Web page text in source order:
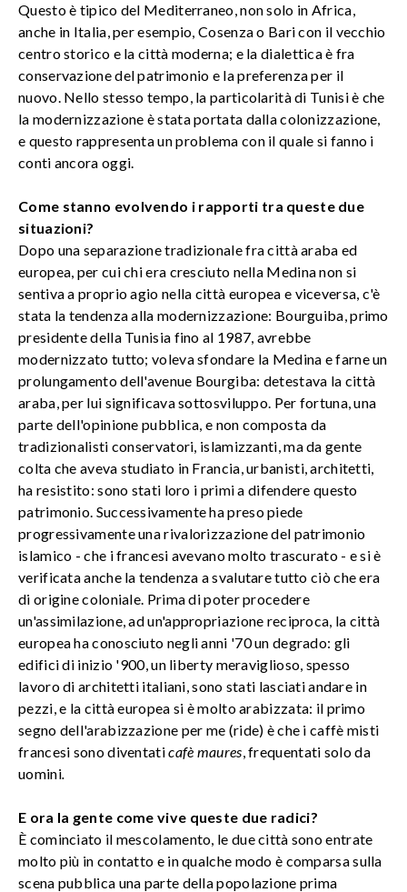
Questo è tipico del Mediterraneo, non solo in Africa,
anche in Italia, per esempio, Cosenza o Bari con il vecchio
centro storico e la città moderna; e la dialettica è fra
conservazione del patrimonio e la preferenza per il
nuovo. Nello stesso tempo, la particolarità di Tunisi è che
la modernizzazione è stata portata dalla colonizzazione,
e questo rappresenta un problema con il quale si fanno i
conti ancora oggi.
Come stanno evolvendo i rapporti tra queste due
situazioni?
Dopo una separazione tradizionale fra città araba ed
europea, per cui chi era cresciuto nella Medina non si
sentiva a proprio agio nella città europea e viceversa, c'è
stata la tendenza alla modernizzazione: Bourguiba, primo
presidente della Tunisia fino al 1987, avrebbe
modernizzato tutto; voleva sfondare la Medina e farne un
prolungamento dell'avenue Bourgiba: detestava la città
araba, per lui significava sottosviluppo. Per fortuna, una
parte dell'opinione pubblica, e non composta da
tradizionalisti conservatori, islamizzanti, ma da gente
colta che aveva studiato in Francia, urbanisti, architetti,
ha resistito: sono stati loro i primi a difendere questo
patrimonio. Successivamente ha preso piede
progressivamente una rivalorizzazione del patrimonio
islamico - che i francesi avevano molto trascurato - e si è
verificata anche la tendenza a svalutare tutto ciò che era
di origine coloniale. Prima di poter procedere
un'assimilazione, ad un'appropriazione reciproca, la città
europea ha conosciuto negli anni '70 un degrado: gli
edifici di inizio '900, un liberty meraviglioso, spesso
lavoro di architetti italiani, sono stati lasciati andare in
pezzi, e la città europea si è molto arabizzata: il primo
segno dell'arabizzazione per me (ride) è che i caffè misti
francesi sono diventaticafè maures, frequentati solo da
uomini.
E ora la gente come vive queste due radici?
È cominciato il mescolamento, le due città sono entrate
molto più in contatto e in qualche modo è comparsa sulla
scena pubblica una parte della popolazione prima